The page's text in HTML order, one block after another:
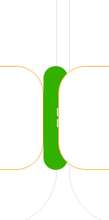
Köp
Nu